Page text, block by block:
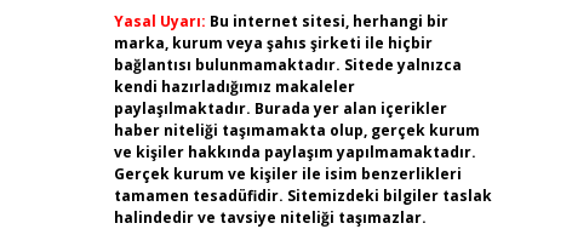
Yasal Uyarı: Bu internet sitesi, herhangi bir
marka, kurum veya şahıs şirketi ile hiçbir
bağlantısı bulunmamaktadır. Sitede yalnızca
kendi hazırladığımız makaleler
paylaşılmaktadır. Burada yer alan içerikler
haber niteliği taşımamakta olup, gerçek kurum
ve kişiler hakkında paylaşım yapılmamaktadır.
Gerçek kurum ve kişiler ile isim benzerlikleri
tamamen tesadüfidir. Sitemizdeki bilgiler taslak
halindedir ve tavsiye niteliği taşımazlar.